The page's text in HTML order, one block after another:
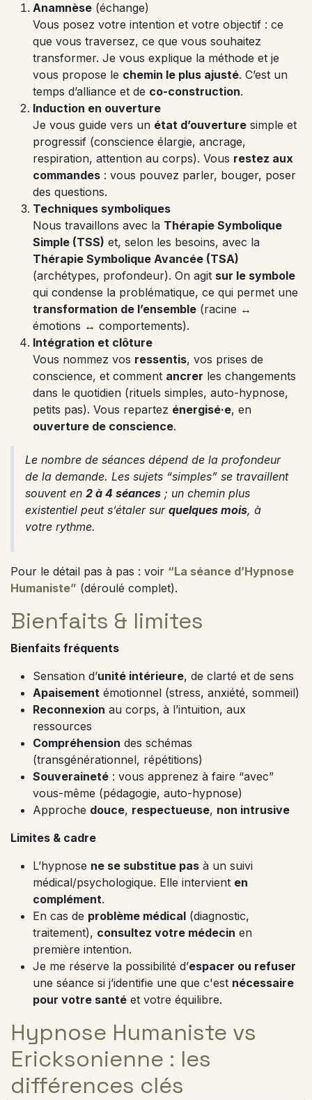
Anamnèse (échange)
Vous posez votre intention et votre objectif : ce
que vous traversez, ce que vous souhaitez
transformer. Je vous explique la méthode et je
vous propose le chemin le plus ajusté. C’est un
temps d’alliance et de co-construction.
Induction en ouverture
Je vous guide vers un état d’ouverture simple et
progressif (conscience élargie, ancrage,
respiration, attention au corps). Vous restez aux
commandes : vous pouvez parler, bouger, poser
des questions.
Techniques symboliques
Nous travaillons avec la Thérapie Symbolique
Simple (TSS) et, selon les besoins, avec la
Thérapie Symbolique Avancée (TSA)
(archétypes, profondeur). On agit sur le symbole
qui condense la problématique, ce qui permet une
transformation de l’ensemble (racine ↔
émotions ↔ comportements).
Intégration et clôture
Vous nommez vos ressentis, vos prises de
conscience, et comment ancrer les changements
dans le quotidien (rituels simples, auto-hypnose,
petits pas). Vous repartez énergisé·e, en
ouverture de conscience.
Le nombre de séances dépend de la profondeur
de la demande. Les sujets “simples” se travaillent
souvent en 2 à 4 séances ; un chemin plus
existentiel peut s’étaler sur quelques mois, à
votre rythme.
Pour le détail pas à pas : voir “La séance d’Hypnose
Humaniste” (déroulé complet).
Bienfaits & limites
Bienfaits fréquents
Sensation d’unité intérieure, de clarté et de sens
Apaisement émotionnel (stress, anxiété, sommeil)
Reconnexion au corps, à l’intuition, aux
ressources
Compréhension des schémas
(transgénérationnel, répétitions)
Souveraineté : vous apprenez à faire “avec”
vous-même (pédagogie, auto-hypnose)
Approche douce, respectueuse, non intrusive
Limites & cadre
L’hypnose ne se substitue pas à un suivi
médical/psychologique. Elle intervient en
complément.
En cas de problème médical (diagnostic,
traitement), consultez votre médecin en
première intention.
Je me réserve la possibilité d’espacer ou refuser
une séance si j’identifie une que c'est nécessaire
pour votre santé et votre équilibre.
Hypnose Humaniste vs
Ericksonienne : les
différences clés